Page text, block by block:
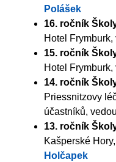
Polášek
16. ročník
Hotel
15. ročník
Hotel
14. ročník
Priessnitzovy
účastníků,
13. ročník
Kašperské
Holčapek